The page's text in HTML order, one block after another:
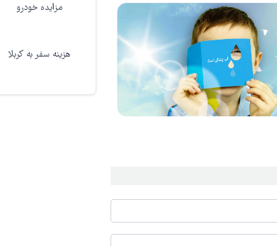
مزایده خودرو
هزینه سفر به کربلا